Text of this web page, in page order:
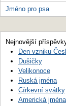
Jméno pro psa
Nejnovější
Den vzniku
Dušičky
Velikonoce
Ruská jména
Církevní svátky
Americká jména